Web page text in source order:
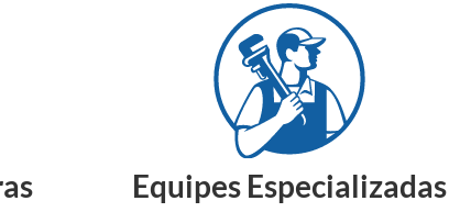
Equipes Especializadas